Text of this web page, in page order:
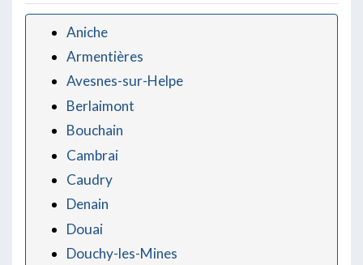
Aniche
Armentières
Avesnes-sur-Helpe
Berlaimont
Bouchain
Cambrai
Caudry
Denain
Douai
Douchy-les-Mines